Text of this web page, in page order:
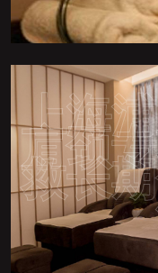
上海
肩颈
救长